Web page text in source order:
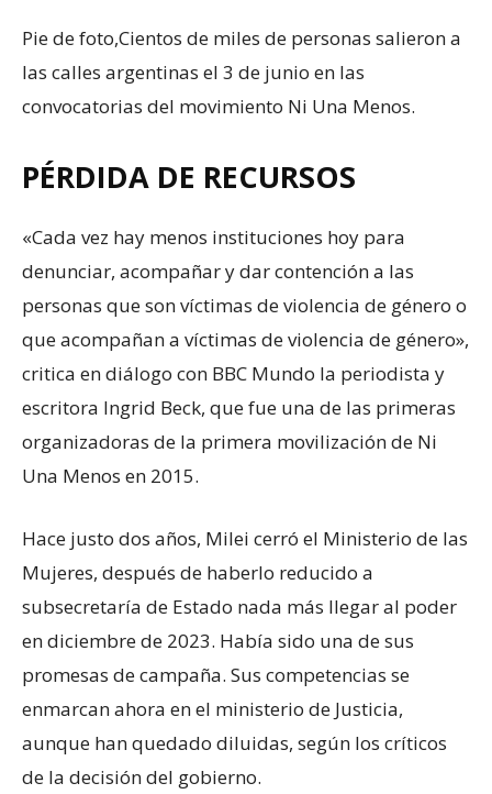
Pie de foto,Cientos de miles de personas salieron a
las calles argentinas el 3 de junio en las
convocatorias del movimiento Ni Una Menos.
PÉRDIDA DE RECURSOS
«Cada vez hay menos instituciones hoy para
denunciar, acompañar y dar contención a las
personas que son víctimas de violencia de género o
que acompañan a víctimas de violencia de género»,
critica en diálogo con BBC Mundo la periodista y
escritora Ingrid Beck, que fue una de las primeras
organizadoras de la primera movilización de Ni
Una Menos en 2015.
Hace justo dos años, Milei cerró el Ministerio de las
Mujeres, después de haberlo reducido a
subsecretaría de Estado nada más llegar al poder
en diciembre de 2023. Había sido una de sus
promesas de campaña. Sus competencias se
enmarcan ahora en el ministerio de Justicia,
aunque han quedado diluidas, según los críticos
de la decisión del gobierno.